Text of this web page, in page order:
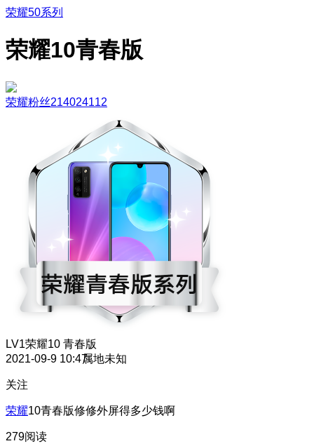
荣耀50系列
荣耀10青春版
荣耀粉丝214024112
LV1荣耀10 青春版
2021-09-9 10:47属地未知
关注
荣耀10青春版修修外屏得多少钱啊
279阅读